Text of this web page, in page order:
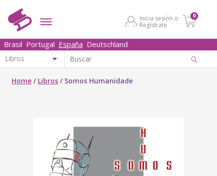
Inicia sesión o
Regístrate
0
Brasil Portugal España Deutschland
Home / Libros / Somos Humanidade